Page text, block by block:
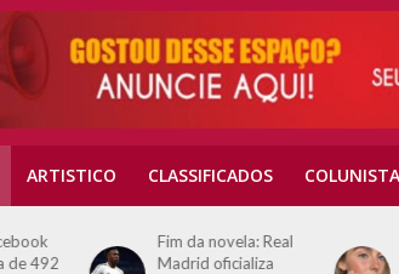
ARTISTICO CLASSIFICADOS
de 492
Fim da novela: Real
Madrid oficializa